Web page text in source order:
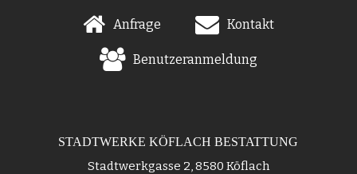
Anfrage Kontakt
Benutzeranmeldung
STADTWERKE KÖFLACH BESTATTUNG
Stadtwerkgasse 2, 8580 Köflach